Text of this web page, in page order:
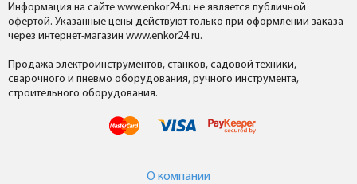
Информация на сайте www.enkor24.ru не является публичной
офертой. Указанные цены действуют только при оформлении заказа
через интернет-магазин www.enkor24.ru.
Продажа электроинструментов, станков, садовой техники,
сварочного и пневмо оборудования, ручного инструмента,
строительного оборудования.
О компании